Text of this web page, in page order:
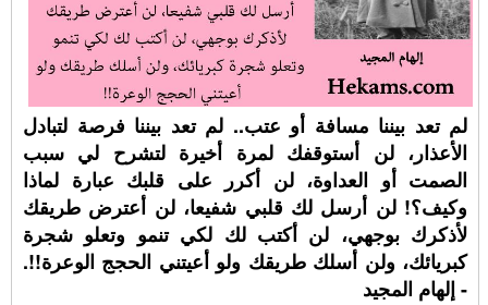
لم تعد بيننا مسافة أو عتب.. لم تعد بيننا فرصة لتبادل
الأعذار، لن أستوقفك لمرة أخيرة لتشرح لي سبب
الصمت أو العداوة، لن أكرر على قلبك عبارة لماذا
وكيف؟! لن أرسل لك قلبي شفيعا، لن أعترض طريقك
لأذكرك بوجهي، لن أكتب لك لكي تنمو وتعلو شجرة
كبريائك، ولن أسلك طريقك ولو أعيتني الحجج الوعرة!!.
- إلهام المجيد